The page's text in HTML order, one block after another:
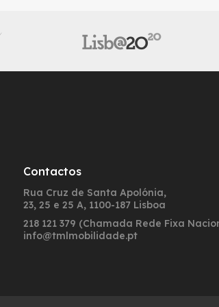
Contactos
Rua Cruz de Santa Apolónia,
23, 25 e 25 A, 1100-187 Lisboa
218 121 379 (Chamada Rede Fixa
info@tmlmobilidade.pt